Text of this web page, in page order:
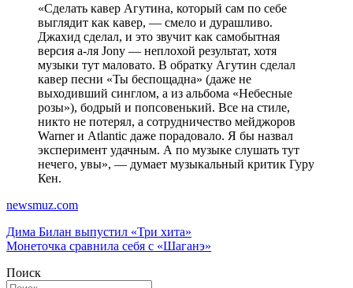
«Сделать кавер Агутина, который сам по себе
выглядит как кавер, — смело и дурашливо.
Джахид сделал, и это звучит как самобытная
версия а-ля Jony — неплохой результат, хотя
музыки тут маловато. В обратку Агутин сделал
кавер песни «Ты беспощадна» (даже не
выходивший синглом, а из альбома «Небесные
розы»), бодрый и попсовенький. Все на стиле,
никто не потерял, а сотрудничество мейджоров
Warner и Atlantic даже порадовало. Я бы назвал
эксперимент удачным. А по музыке слушать тут
нечего, увы», — думает музыкальный критик Гуру
Кен.
newsmuz.com
Навигация
по
записям
Дима Билан выпустил «Три хита»
Монеточка сравнила себя с «Шаганэ»
Поиск